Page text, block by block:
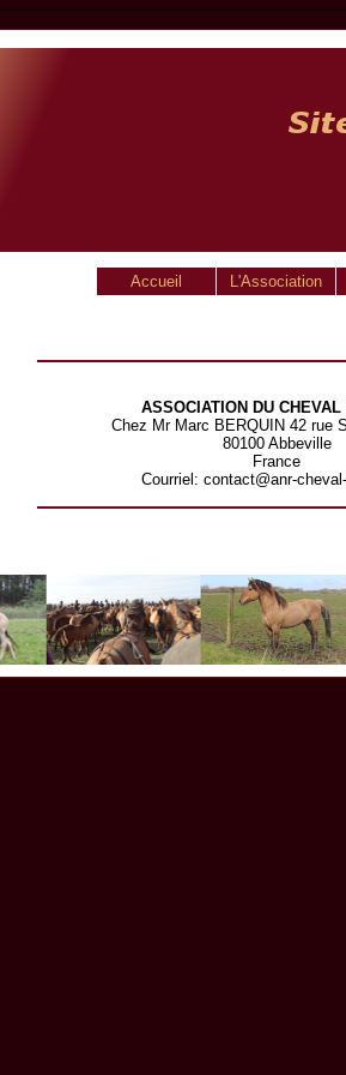
Accueil L'Association
ASSOCIATION DU CHEVAL
Chez Mr Marc BERQUIN 42 rue
80100 Abbeville
France
Courriel: contact@anr-